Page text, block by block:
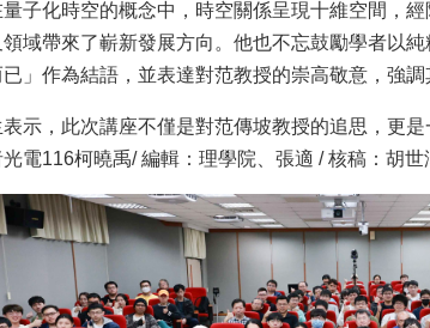
子化時空的概念中，時空關係呈現十維空間，
域帶來了嶄新發展方向。他也不忘鼓勵學者以
」作為結語，並表達對范教授的崇高敬意，強調
示，此次講座不僅是對范傳坡教授的追思，更
電116柯曉禹/ 編輯：理學院、張適 / 核稿：胡世